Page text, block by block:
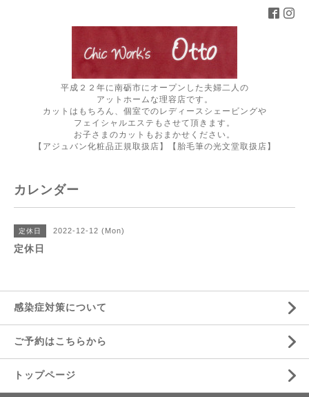
平成２２年に南砺市にオープンした夫婦二人の
アットホームな理容店です。
カットはもちろん、個室でのレディースシェービングや
フェイシャルエステもさせて頂きます。
お子さまのカットもおまかせください。
【アジュバン化粧品正規取扱店】【胎毛筆の光文堂取扱店】
カレンダー
定休日 2022-12-12 (Mon)
定休日
感染症対策について
ご予約はこちらから
トップページ